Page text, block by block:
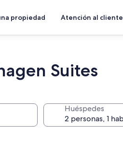
propiedad Atención al cliente
Suites
Huéspedes